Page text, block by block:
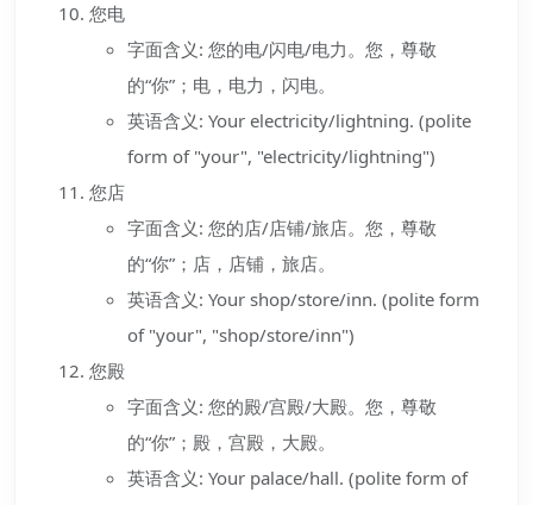
您电
字面含义: 您的电/闪电/电力。您，尊敬
的“你”；电，电力，闪电。
英语含义: Your electricity/lightning. (polite
form of "your", "electricity/lightning")
您店
字面含义: 您的店/店铺/旅店。您，尊敬
的“你”；店，店铺，旅店。
英语含义: Your shop/store/inn. (polite form
of "your", "shop/store/inn")
您殿
字面含义: 您的殿/宫殿/大殿。您，尊敬
的“你”；殿，宫殿，大殿。
英语含义: Your palace/hall. (polite form of